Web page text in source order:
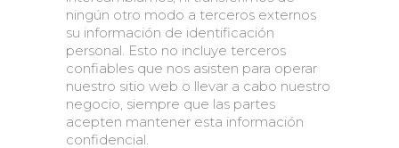
ningún otro modo a terceros externos
su información de identificación
personal. Esto no incluye terceros
confiables que nos asisten para operar
nuestro sitio web o llevar a cabo nuestro
negocio, siempre que las partes
acepten mantener esta información
confidencial.